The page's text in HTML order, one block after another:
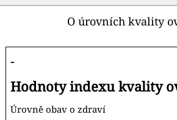
O úrovních kvality
-
Hodnoty indexu kvality
Úrovně obav o zdraví